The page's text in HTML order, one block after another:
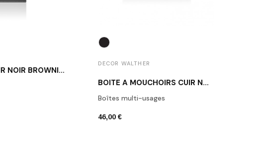
POUBELLE CUIR NOIR BROWNIE PK
DECOR WALTHER
BOÎTE À MOUCHOIRS CUIR NOIR BROWNIE KB40
Boîtes multi-usages
46,00 €